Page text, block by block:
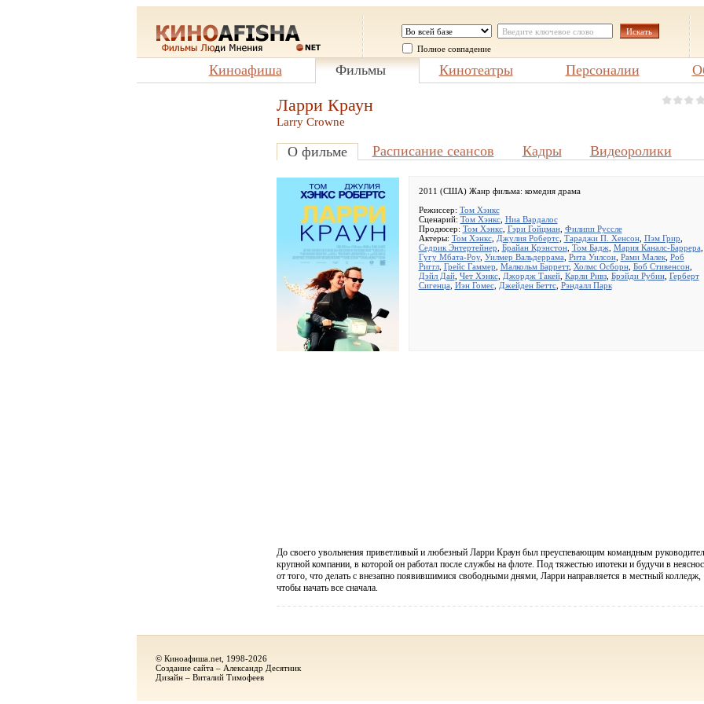
Полное совпадение
Киноафиша Фильмы Кинотеатры Персоналии
Ларри Краун
Larry Crowne
О фильме Расписание сеансов Кадры Видеоролики
2011 (США) Жанр фильма: комедия драма
Режиссер: Том Хэнкс
Сценарий: Том Хэнкс, Ниа Вардалос
Продюсер: Том Хэнкс, Гэри Гойцман, Филипп Руссле
Актеры: Том Хэнкс, Джулия Робертс, Тараджи П. Хенсон, Пэм Грир
Седрик Энтертейнер Брайан Крэнстон, Том Бадж, Мария Каналс-Баррера
Гугу Мбата-Роу, Уилмер Вальдеррама Рита Уилсон, Рами Малек, Роб
Риггл, Грейс Гаммер Малкольм Барретт, Холмс Осборн, Боб Стивенсон,
Дэйл Дай, Чет Хэнкс, Джордж Такей, Карли Ривз, Брэйди Рубин, Герберт
Сигенца Иэн Гомес, Джейден Беттс, Рэндалл Парк
До своего увольнения приветливый и любезный Ларри Краун был преуспевающим командным
крупной компании, в которой он работал после службы на флоте. Под тяжестью ипотеки и будучи в
от того, что делать с внезапно появившимися свободными днями, Ларри направляется в местный колледж,
чтобы начать все сначала.
© Киноафиша.net, 1998-2026
Создание сайта – Александр Десятник
Дизайн – Виталий Тимофеев